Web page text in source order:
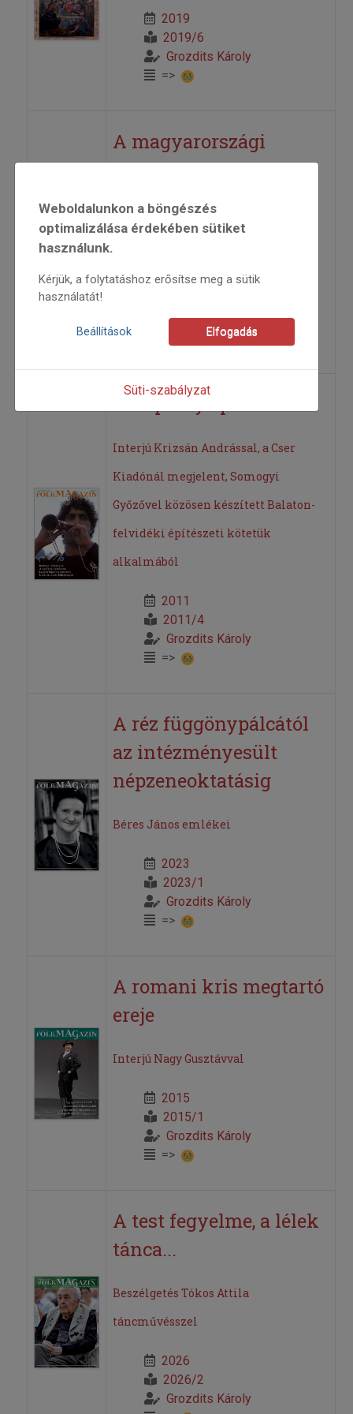
2019
2019/6
Grozdits Károly
=>
A magyarországi
WOMEX tényleg nagy
lehetőség
2015
Grozdits Károly
A napfény építészete
Interjú Krizsán Andrással, a Cser
Kiadónál megjelent, Somogyi
Győzővel közösen készített Balaton-
felvidéki építészeti kötetük
alkalmából
2011
2011/4
Grozdits Károly
=>
A réz függönypálcától
az intézményesült
népzeneoktatásig
Béres János emlékei
2023
2023/1
Grozdits Károly
=>
A romani kris megtartó
ereje
Interjú Nagy Gusztávval
2015
2015/1
Grozdits Károly
=>
A test fegyelme, a lélek
tánca...
Beszélgetés Tókos Attila
táncművésszel
2026
2026/2
Grozdits Károly
Weboldalunkon a böngészés
optimalizálása érdekében sütiket
használunk.
Kérjük, a folytatáshoz erősítse meg a sütik
használatát!
Beállítások Elfogadás
Süti-szabályzat